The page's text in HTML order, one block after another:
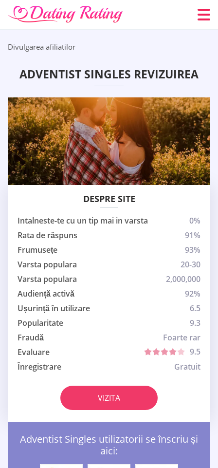
Divulgarea afiliatilor
ADVENTIST SINGLES REVIZUIREA
DESPRE SITE
Intalneste-te cu un tip mai in varsta
0%
Rata de răspuns
91%
Frumuseţe
93%
Varsta populara
20-30
Varsta populara
2,000,000
Audiență activă
92%
Ușurință în utilizare
6.5
Popularitate
9.3
Fraudă
Foarte rar
Evaluare
9.5
Înregistrare
Gratuit
VIZITA
Adventist Singles utilizatorii se înscriu și
aici: